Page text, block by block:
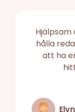
Hjälpsam
hålla
att ha